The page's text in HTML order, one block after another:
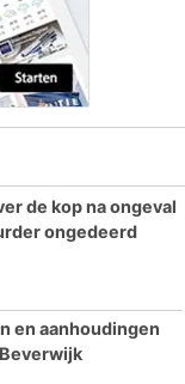
de kop na ongeval
ongedeerd
en aanhoudingen